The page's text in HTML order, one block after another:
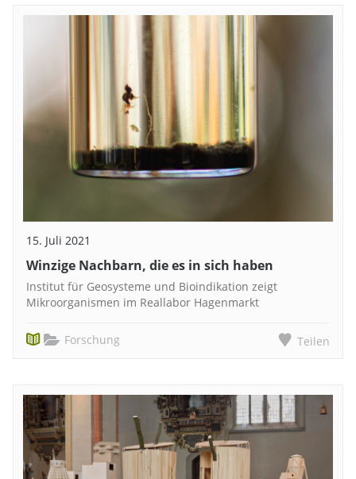
15. Juli 2021
Winzige Nachbarn, die es in sich haben
Institut für Geosysteme und Bioindikation zeigt
Mikroorganismen im Reallabor Hagenmarkt
Forschung Teilen